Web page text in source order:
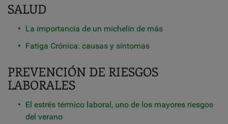
SALUD
La importancia de un michelín de más
Fatiga Crónica: causas y síntomas
PREVENCIÓN DE RIESGOS
LABORALES
El estrés térmico laboral, uno de los mayores riesgos
del verano